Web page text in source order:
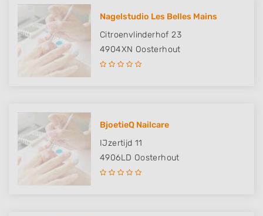
Nagelstudio Les Belles Mains
Citroenvlinderhof 23
4904XN Oosterhout
BjoetieQ Nailcare
IJzertijd 11
4906LD Oosterhout